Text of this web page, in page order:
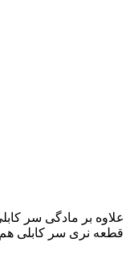
قطعه نری سر کابلی هم